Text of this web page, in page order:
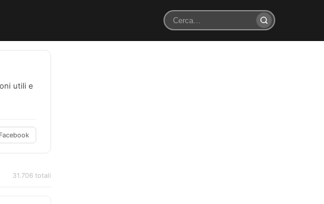
Cerca
utili e
Facebook
31.706 totali